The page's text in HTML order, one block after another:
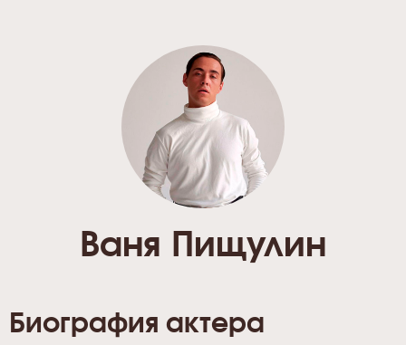
Ваня Пищулин
Биография актера